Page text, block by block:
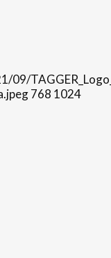
768 1024